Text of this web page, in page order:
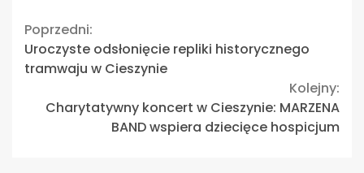
Continue
Reading
Poprzedni:
Uroczyste odsłonięcie repliki historycznego
tramwaju w Cieszynie
Kolejny:
Charytatywny koncert w Cieszynie: MARZENA
BAND wspiera dziecięce hospicjum